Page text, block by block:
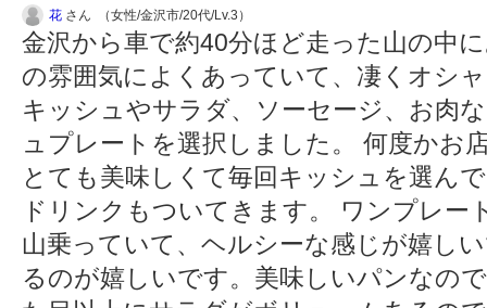
花 さん （女性/金沢市/20代/Lv.3）
金沢から車で約40分ほど走った山の中
の雰囲気によくあっていて、凄くオシ
キッシュやサラダ、ソーセージ、お肉
ュプレートを選択しました。 何度かお
とても美味しくて毎回キッシュを選ん
ドリンクもついてきます。 ワンプレー
山乗っていて、ヘルシーな感じが嬉し
るのが嬉しいです。美味しいパンなの